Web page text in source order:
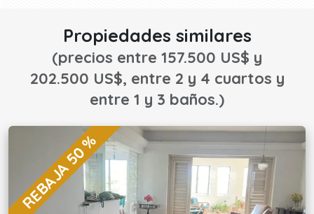
Propiedades similares
(precios entre 157.500 US$ y
202.500 US$, entre 2 y 4 cuartos y
entre 1 y 3 baños.)
REBAJA 50 %